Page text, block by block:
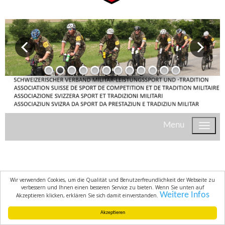
Akzeptieren
Wir verwenden Cookies, um die Qualität und Benutzerfreundlichkeit der Webseite zu
verbessern und Ihnen einen besseren Service zu bieten. Wenn Sie unten auf
Akzeptieren klicken, erklären Sie sich damit einverstanden. Weitere Infos
Menu